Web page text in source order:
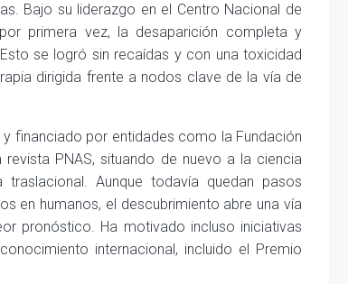
Bajo su liderazgo en el Centro Nacional de
primera vez, la desaparición completa y
se logró sin recaídas y con una toxicidad
dirigida frente a nodos clave de la vía de
financiado por entidades como la Fundación
PNAS, situando de nuevo a la ciencia
Aunque todavía quedan pasos
en humanos, el descubrimiento abre una vía
pronóstico. Ha motivado incluso iniciativas
internacional, incluido el Premio